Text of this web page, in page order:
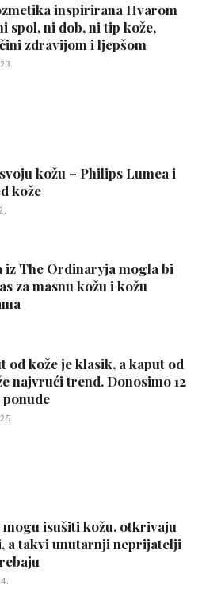
inspirirana Hvarom
spol, ni dob, ni tip kože,
zdravijom i ljepšom
kožu – Philips Lumea i
kože
iz The Ordinaryja mogla bi
za masnu kožu i kožu
od kože je klasik, a kaput od
najvrući trend. Donosimo 12
mogu isušiti kožu, otkrivaju
a takvi unutarnji neprijatelji